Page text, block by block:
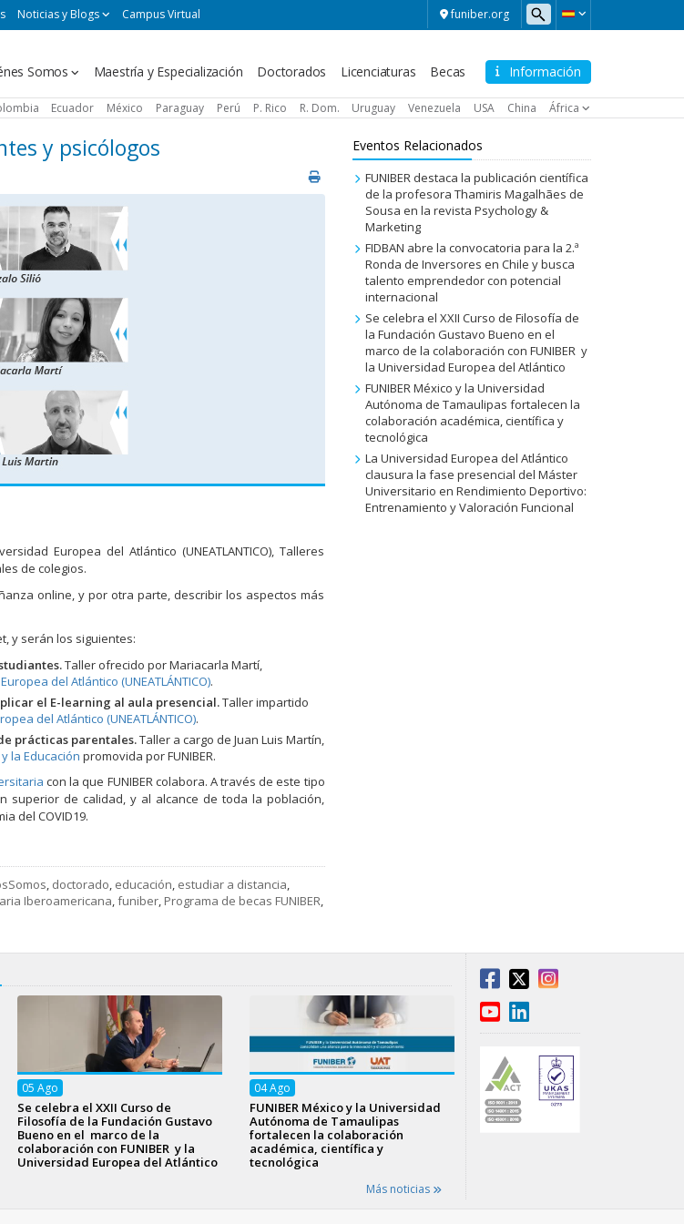
funiber.org
Noticias y Blogs Campus Virtual
Información
Somos Maestría y Especialización Doctorados Licenciaturas Becas
Ecuador México Paraguay Perú P. Rico R. Dom. Uruguay Venezuela USA China África
y psicólogos
Europea del Atlántico (UNEATLANTICO), Talleres
de colegios.
online, y por otra parte, describir los aspectos más
y serán los siguientes:
Taller ofrecido por Mariacarla Martí,
del Atlántico (UNEATLÁNTICO).
el E-learning al aula presencial.Taller impartido
del Atlántico (UNEATLÁNTICO).
prácticas parentales.Taller a cargo de Juan Luis Martín,
la Educación promovida por FUNIBER.
con la que FUNIBER colabora. A través de este tipo
superior de calidad, y al alcance de toda la población,
del COVID19.
, doctorado, educación, estudiar a distancia,
Iberoamericana,funiber, Programa de becas FUNIBER,
Eventos Relacionados
FUNIBER destaca la publicación científica
de la profesora Thamiris Magalhães de
Sousa en la revista Psychology &
Marketing
FIDBAN abre la convocatoria para la 2.ª
Ronda de Inversores en Chile y busca
talento emprendedor con potencial
internacional
Se celebra el XXII Curso de Filosofía de
la Fundación Gustavo Bueno en el
marco de la colaboración con FUNIBER y
la Universidad Europea del Atlántico
FUNIBER México y la Universidad
Autónoma de Tamaulipas fortalecen la
colaboración académica, científica y
tecnológica
La Universidad Europea del Atlántico
clausura la fase presencial del Máster
Universitario en Rendimiento Deportivo:
Entrenamiento y Valoración Funcional
05 Ago
Se celebra el XXII Curso de
Filosofía de la Fundación Gustavo
Bueno en el marco de la
colaboración con FUNIBER y la
Universidad Europea del Atlántico
04Ago
FUNIBER México y la Universidad
Autónoma de Tamaulipas
fortalecen la colaboración
académica, científica y
tecnológica
Más noticias